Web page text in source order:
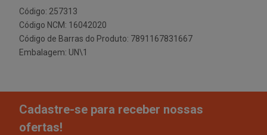
Código: 257313
Código NCM: 16042020
Código de Barras do Produto: 7891167831667
Embalagem: UN\1
Cadastre-se para receber nossas
ofertas!